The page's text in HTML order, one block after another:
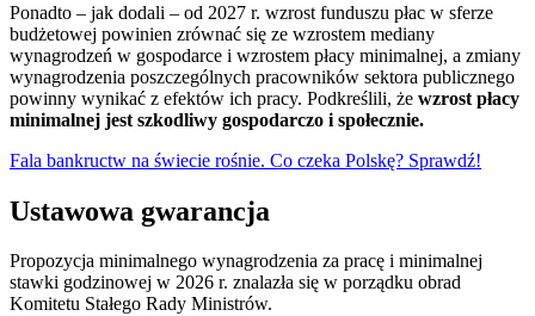
Ponadto – jak dodali – od 2027 r. wzrost funduszu płac w sferze
budżetowej powinien zrównać się ze wzrostem mediany
wynagrodzeń w gospodarce i wzrostem płacy minimalnej, a zmiany
wynagrodzenia poszczególnych pracowników sektora publicznego
powinny wynikać z efektów ich pracy. Podkreślili, że wzrost płacy
minimalnej jest szkodliwy gospodarczo i społecznie.
Fala bankructw na świecie rośnie. Co czeka Polskę? Sprawdź!
Ustawowa gwarancja
Propozycja minimalnego wynagrodzenia za pracę i minimalnej
stawki godzinowej w 2026 r. znalazła się w porządku obrad
Komitetu Stałego Rady Ministrów.